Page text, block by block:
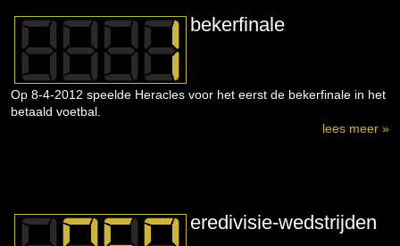
bekerfinale
Op 8-4-2012 speelde Heracles voor het eerst de bekerfinale in het
betaald voetbal.
lees meer »
eredivisie-wedstrijden